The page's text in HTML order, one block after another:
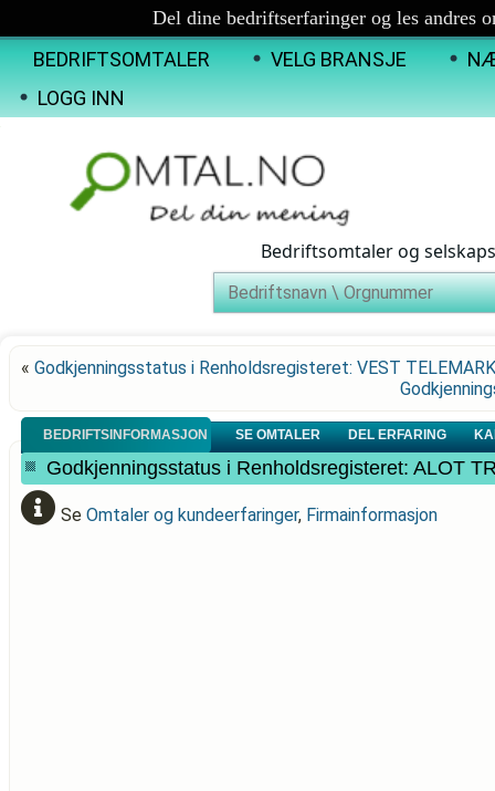
Del dine bedriftserfaringer og les andres
BEDRIFTSOMTALER VELG BRANSJE
LOGG INN
Bedriftsomtaler og
« Godkjenningsstatus i Renholdsregisteret: VEST
BEDRIFTSINFORMASJON SE OMTALER DEL ERFARING
Godkjenningsstatus i Renholdsregisteret: ALOT
Se Omtaler og kundeerfaringer, Firmainformasjon